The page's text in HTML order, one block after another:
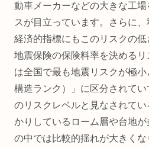
動車メーカーなどの大きな工
スが目立っています。さらに
経済的指標にもこのリスクの低
地震保険の保険料率を決める
は全国で最も地震リスクが極
構造ランク）」に区分されて
のリスクレベルと見なされて
かりしているローム層や台地
の中では比較的揺れが大きく